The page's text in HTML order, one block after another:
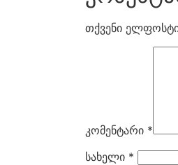
თქვენი
კომენტარი *
სახელი *